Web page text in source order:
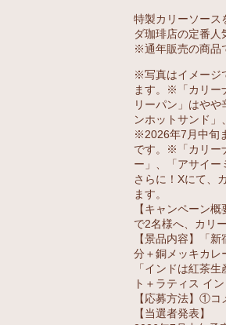
特製カリーソース
ダ珈琲店の定番人
※通年販売の商品
※写真はイメージ
ます。※「カリー
リーパン」はや
ンホットサンド」
※2026年7月中旬
です。※「カリー
ー」、「アサイー
さらに！Xにて、
ます。
【キャンペーン
で2名様へ、カリ
【景品内容】「
分＋銅メッキカレ
「インドは紅茶
ト＋ラティス イ
【応募方法】①コ
【当選者発表】